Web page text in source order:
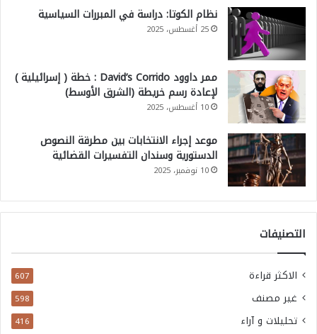
نظام الكوتا: دراسة في المبررات السياسية
25 أغسطس، 2025
ممر داوود David’s Corrido : خطة ( إسرائيلية )
لإعادة رسم خريطة (الشرق الأوسط)
10 أغسطس، 2025
موعد إجراء الانتخابات بين مطرقة النصوص
الدستورية وسندان التفسيرات القضائية
10 نوفمبر، 2025
التصنيفات
الاكثر قراءة 607
غير مصنف 598
تحليلات و آراء 416